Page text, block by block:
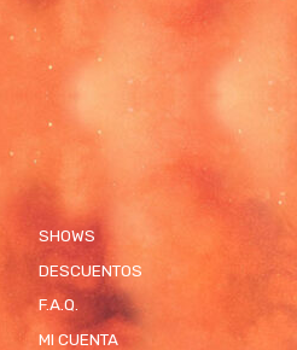
SHOWS
DESCUENTOS
F.A.Q.
MI CUENTA